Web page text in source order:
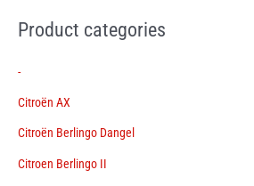
Product categories
-
Citroën AX
Citroën Berlingo Dangel
Citroen Berlingo II